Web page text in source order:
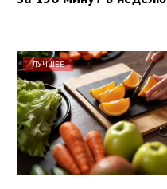
ЛУЧШЕЕ